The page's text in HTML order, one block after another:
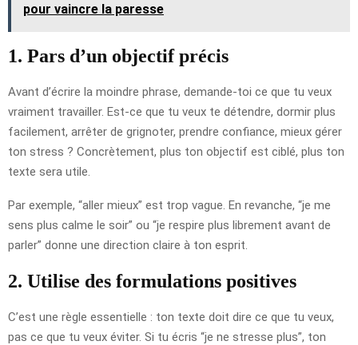
pour vaincre la paresse
1. Pars d’un objectif précis
Avant d’écrire la moindre phrase, demande-toi ce que tu veux
vraiment travailler. Est-ce que tu veux te détendre, dormir plus
facilement, arrêter de grignoter, prendre confiance, mieux gérer
ton stress ? Concrètement, plus ton objectif est ciblé, plus ton
texte sera utile.
Par exemple, “aller mieux” est trop vague. En revanche, “je me
sens plus calme le soir” ou “je respire plus librement avant de
parler” donne une direction claire à ton esprit.
2. Utilise des formulations positives
C’est une règle essentielle : ton texte doit dire ce que tu veux,
pas ce que tu veux éviter. Si tu écris “je ne stresse plus”, ton